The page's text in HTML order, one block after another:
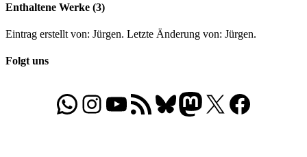
Enthaltene Werke (3)
Eintrag erstellt von: Jürgen. Letzte Änderung von: Jürgen.
Folgt uns
WhatsApp
Folgt uns auf Instagram
Besucht unseren YouTube-Kanal
RSS-FeedBluesky
Folgt uns auf Mastodon
X Folgt uns auf